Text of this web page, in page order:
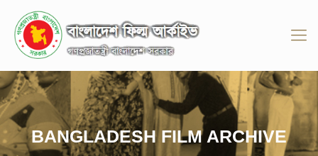
BANGLADESH FILM ARCHIVE